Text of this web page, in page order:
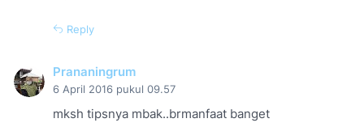
Reply
Prananingrum
6 April 2016 pukul 09.57
mksh tipsnya mbak..brmanfaat banget